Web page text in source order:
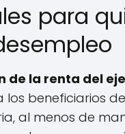
para
de la renta del
los beneficiarios
al menos de